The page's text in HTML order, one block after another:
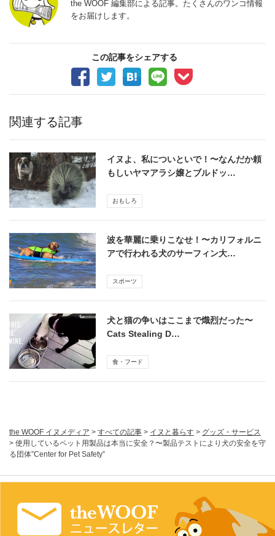
the WOOF 編集部による記事。たくさんのワンコ情報
をお届けします。
この記事をシェアする
関連する記事
イヌよ、私についといで！〜なんだか頼
もしいヤマアラシ嬢とブルドッ…
おもしろ
波を華麗に乗りこなせ！〜カリフォルニ
アで行われる犬のサーフィン大…
スポーツ
犬と猫の争いはここまで熾烈だった〜
Cats Stealing D…
食・フード
the WOOF イヌメディア > すべての記事 > イヌと暮らす > グッズ・サービス
> 使用しているペット用製品は本当に安全？〜製品テストにより犬の安全を守
る団体”Center for Pet Safety”